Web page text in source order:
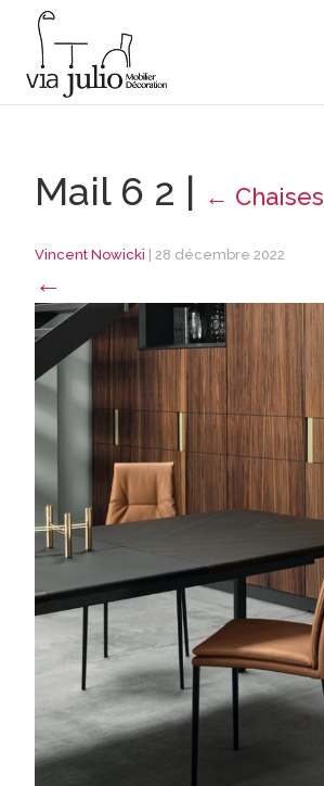
Mail 6 2 | ← Chaises
Vincent Nowicki 28 décembre 2022
←